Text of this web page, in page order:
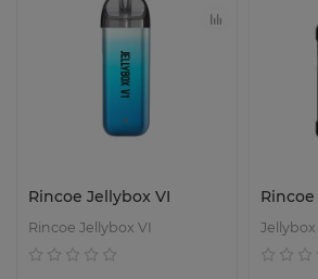
Rincoe Jellybox VI
Rincoe Jellybox VI
Rincoe
Jellybox